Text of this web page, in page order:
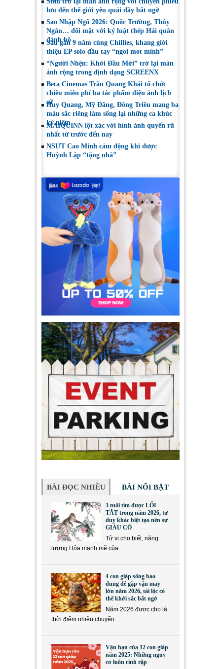
lưu đến thế giới yêu quái đầy bất ngờ
Sao Nhập Ngũ 2026: Quốc Trường, Thúy
Ngân… đối mặt với kỷ luật thép Hải quân
đánh bộ
Sau gần 9 năm cùng Chillies, khang giới
thiệu EP solo đầu tay “ngoi mot minh”
“Người Nhện: Khởi Đầu Mới” trở lại màn
ảnh rộng trong định dạng SCREENX
Beta Cinemas Trần Quang Khải tổ chức
chiếu miễn phí ba tác phẩm điện ảnh lịch
sử
Huy Quang, Mỹ Đăng, Đông Triều mang ba
màu sắc riêng làm sống lại những ca khúc
kỷ niệm
MAIQUINN lột xác với hình ảnh quyến rũ
nhất từ trước đến nay
NSƯT Cao Minh cảm động khi được
Huỳnh Lập “tặng nhà”
BÀI ĐỌC NHIỀU BÀI NỔI BẬT
3 tuổi tìm được LỐI
TẮT trong năm 2026, tư
duy khác biệt tạo nên sự
GIÀU CÓ
Tử vi cho biết, năng
lượng Hỏa mạnh mẽ của...
4 con giáp sống bao
dung dễ gặp vận may
lớn năm 2026, tài lộc có
thể khởi sắc bất ngờ
Năm 2026 được cho là
thời điểm nhiều chuyển...
Vận hạn của 12 con giáp
năm 2025: Những nguy
cơ luôn rình rập